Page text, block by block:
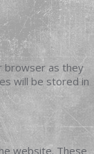
browser as they
will be stored in
website. These